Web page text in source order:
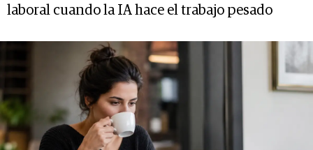
laboral cuando la IA hace el trabajo pesado